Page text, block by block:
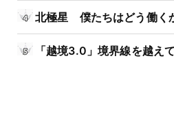
北極星 僕たちはどう働く
「越境3.0」境界線を越え